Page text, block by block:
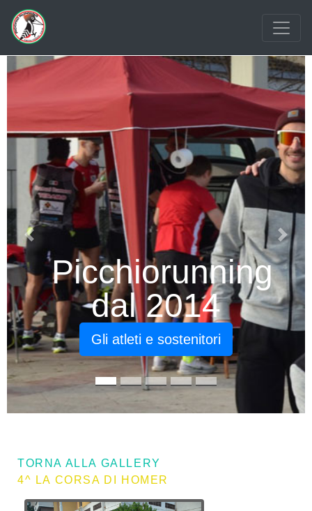
Picchiorunning
dal 2014
Previous Next
TORNA ALLA GALLERY
4^ LA CORSA DI HOMER